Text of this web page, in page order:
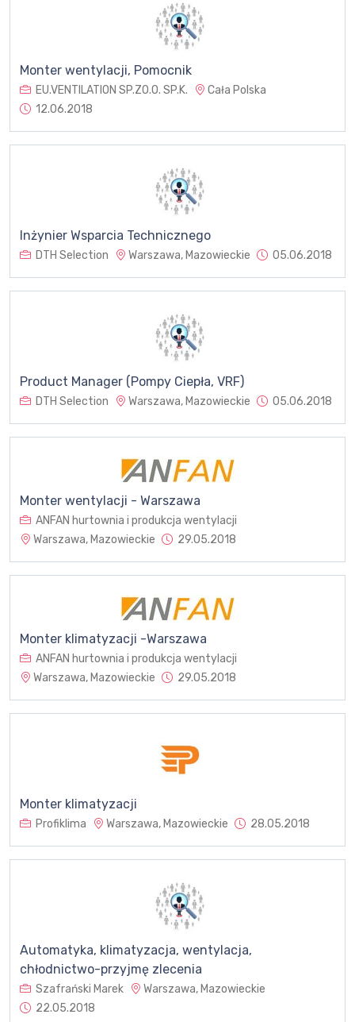
Monter wentylacji, Pomocnik
EU.VENTILATION SP.ZO.O. SP.K.
Cała Polska
12.06.2018
Inżynier Wsparcia Technicznego
DTH Selection Warszawa, Mazowieckie 05.06.2018
Product Manager (Pompy Ciepła, VRF)
DTH Selection Warszawa, Mazowieckie 05.06.2018
Monter wentylacji - Warszawa
ANFAN hurtownia i produkcja wentylacji
Warszawa, Mazowieckie
29.05.2018
Monter klimatyzacji -Warszawa
ANFAN hurtownia i produkcja wentylacji
Warszawa, Mazowieckie
29.05.2018
Monter klimatyzacji
Profiklima Warszawa, Mazowieckie 28.05.2018
Automatyka, klimatyzacja, wentylacja,
chłodnictwo-przyjmę zlecenia
Szafrański Marek
Warszawa, Mazowieckie
22.05.2018